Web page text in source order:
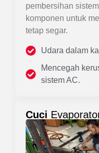
pembersihan
komponen untuk
tetap segar.
Udara dalam
Mencegah
sistem AC.
Cuci